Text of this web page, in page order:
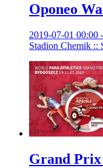
Oponeo
2019-07-01 00:00
Stadion Chemik ::
Grand